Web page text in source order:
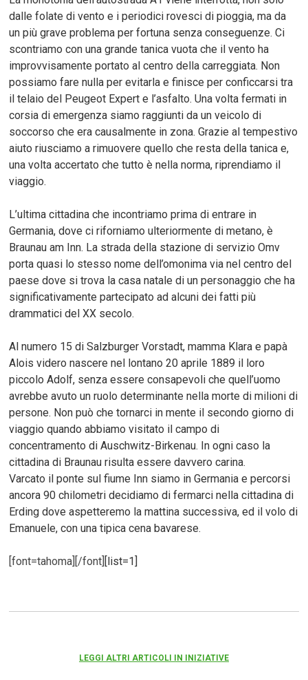
dalle folate di vento e i periodici rovesci di pioggia, ma da
un più grave problema per fortuna senza conseguenze. Ci
scontriamo con una grande tanica vuota che il vento ha
improvvisamente portato al centro della carreggiata. Non
possiamo fare nulla per evitarla e finisce per conficcarsi tra
il telaio del Peugeot Expert e l’asfalto. Una volta fermati in
corsia di emergenza siamo raggiunti da un veicolo di
soccorso che era causalmente in zona. Grazie al tempestivo
aiuto riusciamo a rimuovere quello che resta della tanica e,
una volta accertato che tutto è nella norma, riprendiamo il
viaggio.
L’ultima cittadina che incontriamo prima di entrare in
Germania, dove ci riforniamo ulteriormente di metano, è
Braunau am Inn. La strada della stazione di servizio Omv
porta quasi lo stesso nome dell’omonima via nel centro del
paese dove si trova la casa natale di un personaggio che ha
significativamente partecipato ad alcuni dei fatti più
drammatici del XX secolo.
Al numero 15 di Salzburger Vorstadt, mamma Klara e papà
Alois videro nascere nel lontano 20 aprile 1889 il loro
piccolo Adolf, senza essere consapevoli che quell’uomo
avrebbe avuto un ruolo determinante nella morte di milioni di
persone. Non può che tornarci in mente il secondo giorno di
viaggio quando abbiamo visitato il campo di
concentramento di Auschwitz-Birkenau. In ogni caso la
cittadina di Braunau risulta essere davvero carina.
Varcato il ponte sul fiume Inn siamo in Germania e percorsi
ancora 90 chilometri decidiamo di fermarci nella cittadina di
Erding dove aspetteremo la mattina successiva, ed il volo di
Emanuele, con una tipica cena bavarese.
[font=tahoma][/font] [list=1]
LEGGI ALTRI ARTICOLI IN INIZIATIVE